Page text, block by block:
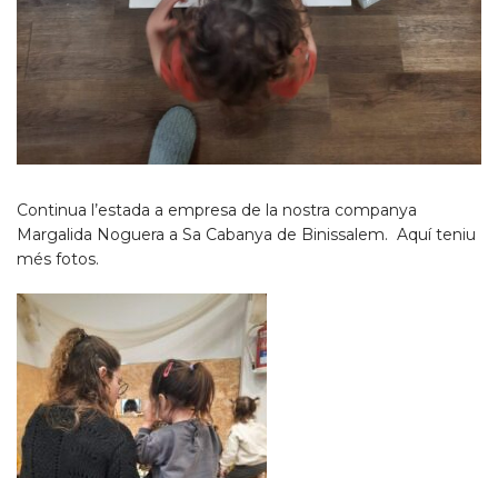
Continua l’estada a empresa de la nostra companya
Margalida Noguera a Sa Cabanya de Binissalem. Aquí teniu
més fotos.